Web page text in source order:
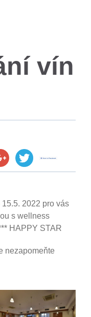
vín
2022 pro vás
s wellness
HAPPY STAR
nezapomeňte